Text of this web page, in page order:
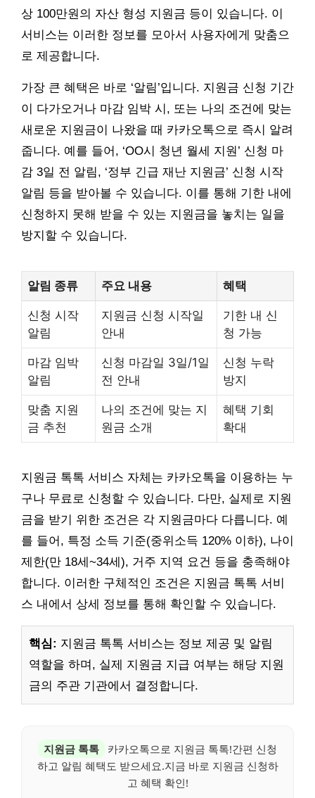
상 100만원의 자산 형성 지원금 등이 있습니다. 이
서비스는 이러한 정보를 모아서 사용자에게 맞춤으
로 제공합니다.
가장 큰 혜택은 바로 ‘알림’입니다. 지원금 신청 기간
이 다가오거나 마감 임박 시, 또는 나의 조건에 맞는
새로운 지원금이 나왔을 때 카카오톡으로 즉시 알려
줍니다. 예를 들어, ‘OO시 청년 월세 지원’ 신청 마
감 3일 전 알림, ‘정부 긴급 재난 지원금’ 신청 시작
알림 등을 받아볼 수 있습니다. 이를 통해 기한 내에
신청하지 못해 받을 수 있는 지원금을 놓치는 일을
방지할 수 있습니다.
알림 종류 주요 내용 혜택
신청 시작
알림
지원금 신청 시작일
안내
기한 내 신
청 가능
마감 임박
알림
신청 마감일 3일/1일
전 안내
신청 누락
방지
맞춤 지원
금 추천
나의 조건에 맞는 지
원금 소개
혜택 기회
확대
지원금 톡톡 서비스 자체는 카카오톡을 이용하는 누
구나 무료로 신청할 수 있습니다. 다만, 실제로 지원
금을 받기 위한 조건은 각 지원금마다 다릅니다. 예
를 들어, 특정 소득 기준(중위소득 120% 이하), 나이
제한(만 18세~34세), 거주 지역 요건 등을 충족해야
합니다. 이러한 구체적인 조건은 지원금 톡톡 서비
스 내에서 상세 정보를 통해 확인할 수 있습니다.
핵심: 지원금 톡톡 서비스는 정보 제공 및 알림
역할을 하며, 실제 지원금 지급 여부는 해당 지원
금의 주관 기관에서 결정합니다.
지원금 톡톡
카카오톡으로 지원금 톡톡!간편 신청
하고 알림 혜택도 받으세요.지금 바로 지원금 신청하
고 혜택 확인!